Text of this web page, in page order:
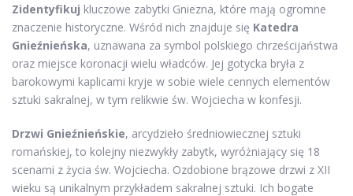
Zidentyfikuj kluczowe zabytki Gniezna, które mają ogromne
znaczenie historyczne. Wśród nich znajduje się Katedra
Gnieźnieńska, uznawana za symbol polskiego chrześcijaństwa
oraz miejsce koronacji wielu władców. Jej gotycka bryła z
barokowymi kaplicami kryje w sobie wiele cennych elementów
sztuki sakralnej, w tym relikwie św. Wojciecha w konfesji.
Drzwi Gnieźnieńskie, arcydzieło średniowiecznej sztuki
romańskiej, to kolejny niezwykły zabytk, wyróżniający się 18
scenami z życia św. Wojciecha. Ozdobione brązowe drzwi z XII
wieku są unikalnym przykładem sakralnej sztuki. Ich bogate